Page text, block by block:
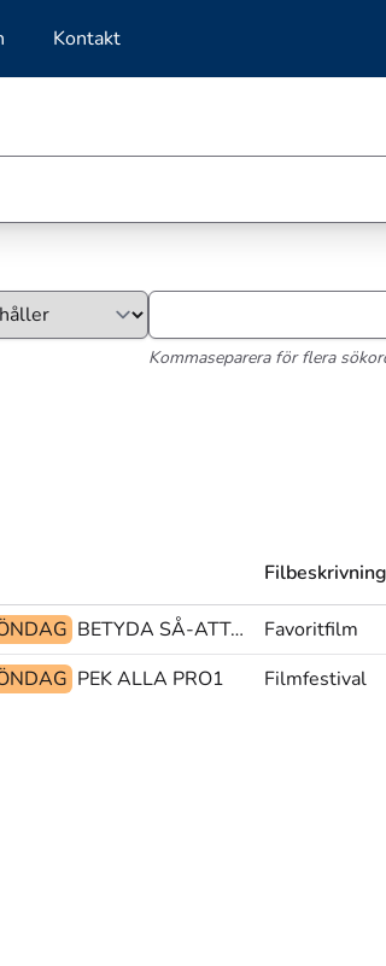
Kontakt
Kommaseparera för flera
Filbeskrivning
BETYDA SÅ-ATT-SÄGA TEST Favoritfilm
PEK ALLA PRO1 Filmfestival